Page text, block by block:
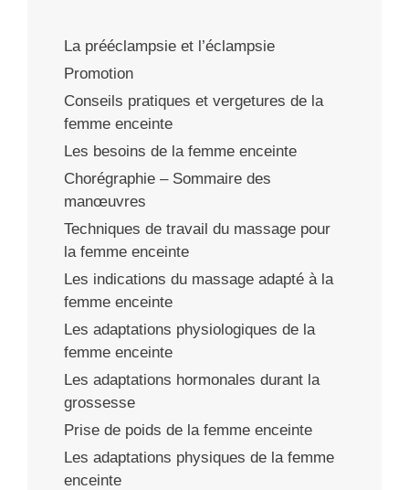
La prééclampsie et l’éclampsie
Promotion
Conseils pratiques et vergetures de la
femme enceinte
Les besoins de la femme enceinte
Chorégraphie – Sommaire des
manœuvres
Techniques de travail du massage pour
la femme enceinte
Les indications du massage adapté à la
femme enceinte
Les adaptations physiologiques de la
femme enceinte
Les adaptations hormonales durant la
grossesse
Prise de poids de la femme enceinte
Les adaptations physiques de la femme
enceinte